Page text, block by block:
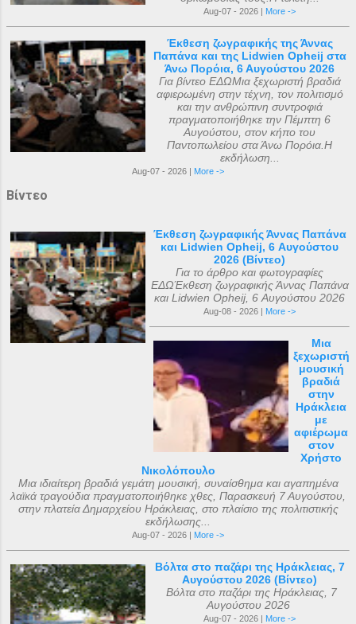
Aug-07 - 2026 | More ->
Έκθεση ζωγραφικής της Άννας
Παπάνα και της Lidwien Opheij στα
Άνω Πορόια, 6 Αυγούστου 2026
Για βίντεο ΕΔΩΜια ξεχωριστή βραδιά
αφιερωμένη στην τέχνη, τον πολιτισμό
και την ανθρώπινη συντροφιά
πραγματοποιήθηκε την Πέμπτη 6
Αυγούστου, στον κήπο του
Παντοπωλείου στα Άνω Πορόια.Η
εκδήλωση...
Aug-07 - 2026 | More ->
Βίντεο
Έκθεση ζωγραφικής Άννας Παπάνα
και Lidwien Opheij, 6 Αυγούστου
2026 (Βίντεο)
Για το άρθρο και φωτογραφίες
ΕΔΩΈκθεση ζωγραφικής Άννας Παπάνα
και Lidwien Opheij, 6 Αυγούστου 2026
Aug-08 - 2026 | More ->
Μια
ξεχωριστή
μουσική
βραδιά
στην
Ηράκλεια
με
αφιέρωμα
στον
Χρήστο
Νικολόπουλο
Μια ιδιαίτερη βραδιά γεμάτη μουσική, συναίσθημα και αγαπημένα
λαϊκά τραγούδια πραγματοποιήθηκε χθες, Παρασκευή 7 Αυγούστου,
στην πλατεία Δημαρχείου Ηράκλειας, στο πλαίσιο της πολιτιστικής
εκδήλωσης...
Aug-07 - 2026 | More ->
Βόλτα στο παζάρι της Ηράκλειας, 7
Αυγούστου 2026 (Βίντεο)
Βόλτα στο παζάρι της Ηράκλειας, 7
Αυγούστου 2026
Aug-07 - 2026 | More ->